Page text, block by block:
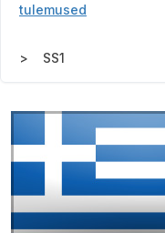
tulemused
SS1